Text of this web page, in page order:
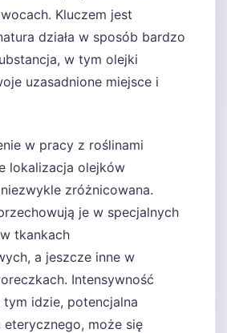
Kluczem jest
działa w sposób bardzo
w tym olejki
uzasadnione miejsce i
w pracy z roślinami
lokalizacja olejków
zróżnicowana.
je w specjalnych
tkankach
a jeszcze inne w
Intensywność
idzie, potencjalna
może się